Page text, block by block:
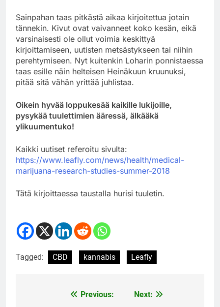
Sainpahan taas pitkästä aikaa kirjoitettua jotain
tännekin. Kivut ovat vaivanneet koko kesän, eikä
varsinaisesti ole ollut voimia keskittyä
kirjoittamiseen, uutisten metsästykseen tai niihin
perehtymiseen. Nyt kuitenkin Loharin ponnistaessa
taas esille näin helteisen Heinäkuun kruunuksi,
pitää sitä vähän yrittää juhlistaa.
Oikein hyvää loppukesää kaikille lukijoille,
pysykää tuulettimien ääressä, älkääkä
ylikuumentuko!
Kaikki uutiset referoitu sivulta:
https://www.leafly.com/news/health/medical-
marijuana-research-studies-summer-2018
Tätä kirjoittaessa taustalla hurisi tuuletin.
Tagged: CBD kannabis Leafly
Previous:
Next: